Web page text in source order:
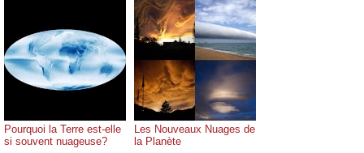
Pourquoi la Terre est-elle
si souvent nuageuse?
Les Nouveaux Nuages de
la Planète